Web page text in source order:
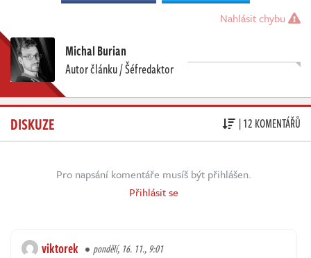
Nahlásit chybu
Michal Burian
Autor článku / Šéfredaktor
DISKUZE | 12 KOMENTÁŘŮ
Pro napsání komentáře musíš být přihlášen.
Přihlásit se
viktorek pondělí, 16. 11., 9:01